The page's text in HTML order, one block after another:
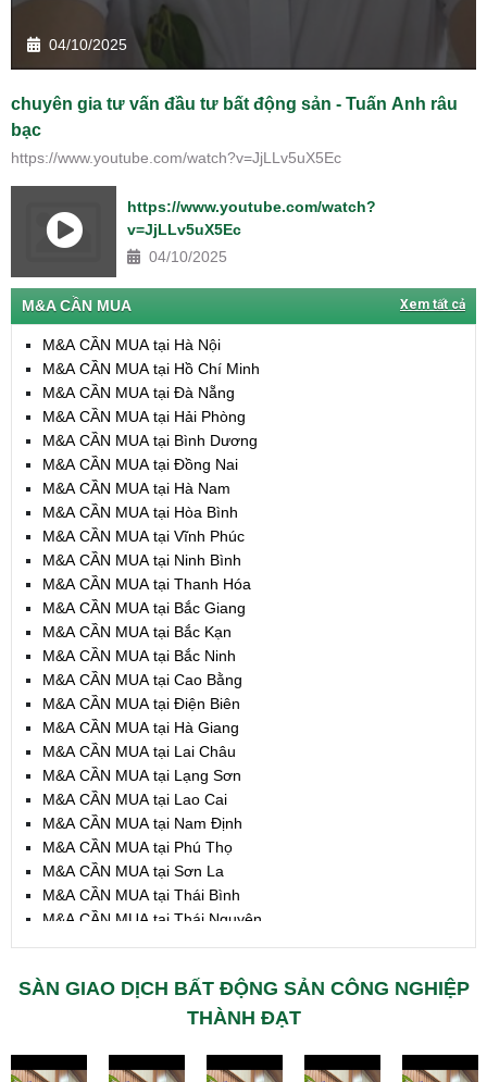
04/10/2025
chuyên gia tư vấn đầu tư bất động sản - Tuấn Anh râu
bạc
https://www.youtube.com/watch?v=JjLLv5uX5Ec
https://www.youtube.com/watch?
v=JjLLv5uX5Ec
04/10/2025
M&A CẦN MUA Xem tất cả
M&A CẦN MUA tại Hà Nội
M&A CẦN MUA tại Hồ Chí Minh
M&A CẦN MUA tại Đà Nẵng
M&A CẦN MUA tại Hải Phòng
M&A CẦN MUA tại Bình Dương
M&A CẦN MUA tại Đồng Nai
M&A CẦN MUA tại Hà Nam
M&A CẦN MUA tại Hòa Bình
M&A CẦN MUA tại Vĩnh Phúc
M&A CẦN MUA tại Ninh Bình
M&A CẦN MUA tại Thanh Hóa
M&A CẦN MUA tại Bắc Giang
M&A CẦN MUA tại Bắc Kạn
M&A CẦN MUA tại Bắc Ninh
M&A CẦN MUA tại Cao Bằng
M&A CẦN MUA tại Điện Biên
M&A CẦN MUA tại Hà Giang
M&A CẦN MUA tại Lai Châu
M&A CẦN MUA tại Lạng Sơn
M&A CẦN MUA tại Lao Cai
M&A CẦN MUA tại Nam Định
M&A CẦN MUA tại Phú Thọ
M&A CẦN MUA tại Sơn La
M&A CẦN MUA tại Thái Bình
M&A CẦN MUA tại Thái Nguyên
M&A CẦN MUA tại Thừa T. Huế
M&A CẦN MUA tại Khánh Hoà
SÀN GIAO DỊCH BẤT ĐỘNG SẢN CÔNG NGHIỆP
THÀNH ĐẠT